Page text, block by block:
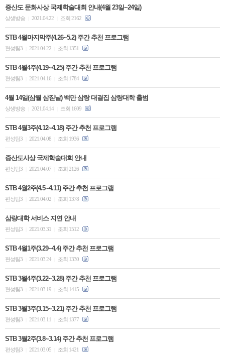
증산도 문화사상 국제학술대회 안내(4월 23일~24일)
상생방송 2021.04.22 조회 2162
STB 4월마지막주(4.26~5.2) 주간 추천 프로그램
편성팀3 2021.04.22 조회 1351
STB 4월4주(4.19~4.25) 주간 추천 프로그램
편성팀3 2021.04.16 조회 1784
4월 14일(삼월 삼짇날) 백만 삼랑 대결집 삼랑대학 출범
상생방송 2021.04.14 조회 1609
STB 4월3주(4.12~4.18) 주간 추천 프로그램
편성팀3 2021.04.08 조회 1936
증산도사상 국제학술대회 안내
편성팀3 2021.04.07 조회 2126
STB 4월2주(4.5~4.11) 주간 추천 프로그램
편성팀3 2021.04.02 조회 1378
삼랑대학 서비스 지연 안내
편성팀3 2021.03.31 조회 1512
STB 4월1주(3.29~4.4) 주간 추천 프로그램
편성팀3 2021.03.24 조회 1330
STB 3월4주(3.22~3.28) 주간 추천 프로그램
편성팀3 2021.03.19 조회 1415
STB 3월3주(3.15~3.21) 주간 추천 프로그램
편성팀3 2021.03.11 조회 1377
STB 3월2주(3.8~3.14) 주간 추천 프로그램
편성팀3 2021.03.05 조회 1421